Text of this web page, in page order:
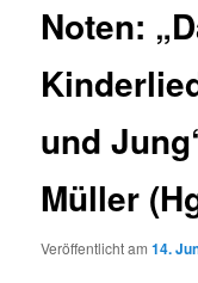
Noten:
und
Müller
Veröffentlicht am14.